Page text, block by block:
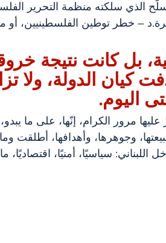
الذي سلكته منظمة التحرير
– خطر توطين الفلسطينيين،
أهلية، بل كانت نتيجة
الدولة، ولا
اليوم.
نمرّ عليها مرور الكرام، إنّها، على ما
وجوهرها، وأهدافها، أطلقت
سياسيًا، أمنيًا، اقتصاديًا،